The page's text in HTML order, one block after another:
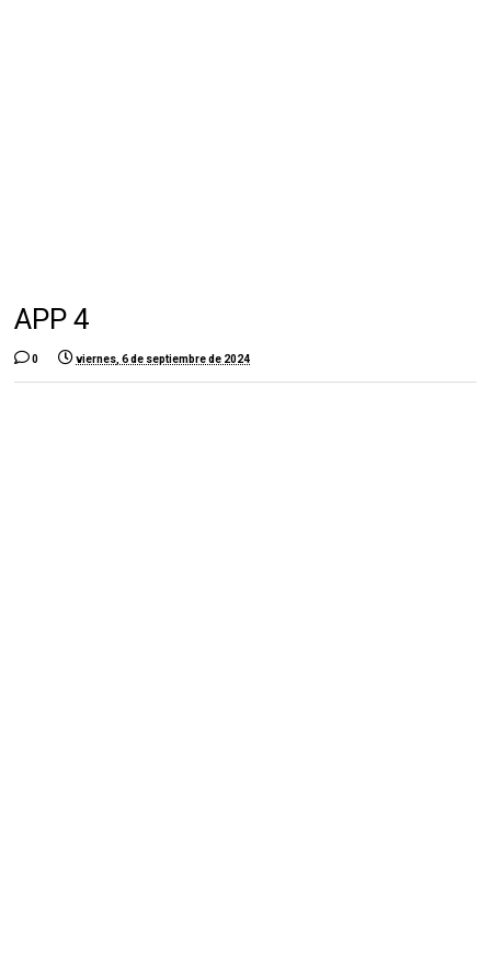
APP 4
0 viernes, 6 de septiembre de 2024